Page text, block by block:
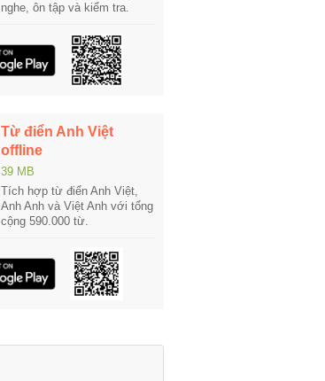
nghe, ôn tập và kiểm tra.
Từ điển Anh Việt
offline
39 MB
Tích hợp từ điển Anh Việt,
Anh Anh và Việt Anh với tổng
cộng 590.000 từ.